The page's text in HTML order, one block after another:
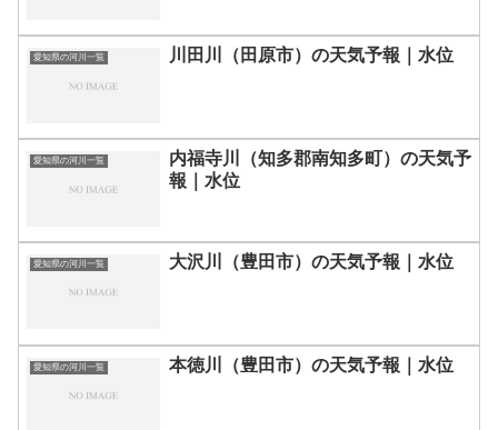
愛知県の河川一覧 川田川（田原市）の天気予報｜水位
愛知県の河川一覧
内福寺川（知多郡南知多町）の天気予
報｜水位
愛知県の河川一覧 大沢川（豊田市）の天気予報｜水位
愛知県の河川一覧 本徳川（豊田市）の天気予報｜水位